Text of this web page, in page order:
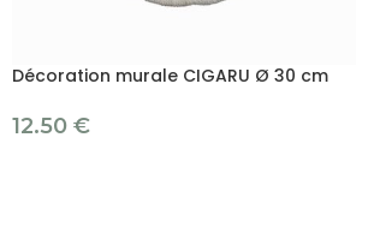
Décoration murale CIGARU Ø 30 cm
12.50 €